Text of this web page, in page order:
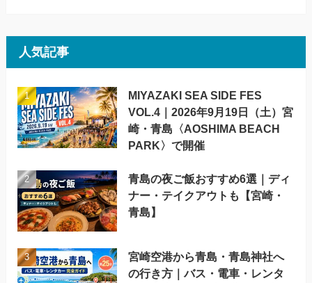
人気記事
MIYAZAKI SEA SIDE FES
VOL.4｜2026年9月19日（土）宮
崎・青島〈AOSHIMA BEACH
PARK〉で開催
青島の夜ご飯おすすめ6選｜ディ
ナー・テイクアウトも【宮崎・
青島】
宮崎空港から青島・青島神社へ
の行き方｜バス・電車・レンタ